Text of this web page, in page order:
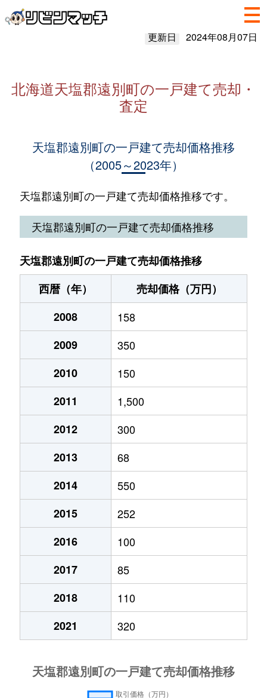
更新日 2024年08月07日
北海道天塩郡遠別町の一戸建て売却・
査定
天塩郡遠別町の一戸建て売却価格推移
（2005～2023年）
天塩郡遠別町の一戸建て売却価格推移です。
天塩郡遠別町の一戸建て売却価格推移
天塩郡遠別町の一戸建て売却価格推移
西暦（年）
売却価格（万円）
2008
158
2009
350
2010
150
2011
1,500
2012
300
2013
68
2014
550
2015
252
2016
100
2017
85
2018
110
2021
320